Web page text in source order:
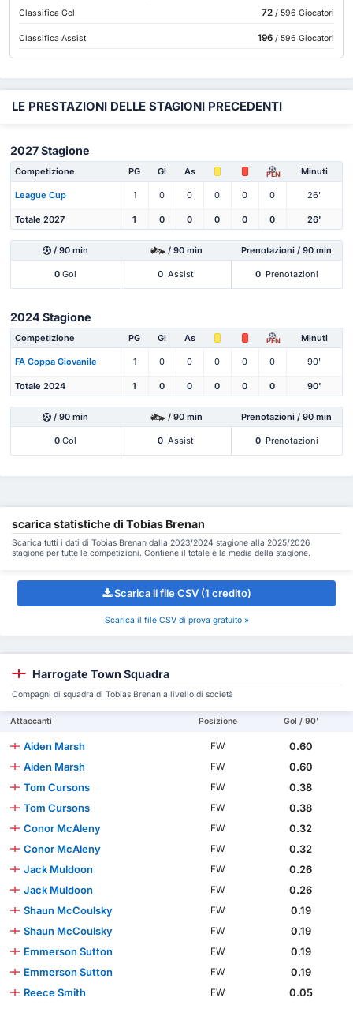
Classifica Gol
72/ 596 Giocatori
Classifica Assist 196/ 596 Giocatori
LE PRESTAZIONI DELLE STAGIONI PRECEDENTI
2027 Stagione
Competizione PG Gl As PEN Minuti
League Cup 1 0 0 0 0 0 26'
Totale 2027 1 0 0 0 0 0 26'
/ 90 min / 90 min Prenotazioni / 90 min
0 Gol 0 Assist 0 Prenotazioni
2024 Stagione
Competizione PG Gl As PEN Minuti
FA Coppa Giovanile 1 0 0 0 0 0 90'
Totale 2024 1 0 0 0 0 0 90'
/ 90 min / 90 min Prenotazioni / 90 min
0 Gol 0 Assist 0 Prenotazioni
scarica statistiche di Tobias Brenan
Scarica tutti i dati di Tobias Brenan dalla 2023/2024 stagione alla 2025/2026
stagione per tutte le competizioni. Contiene il totale e la media della stagione.
Scarica il file CSV (1 credito)
Scarica il file CSV di prova gratuito »
Harrogate Town Squadra
Compagni di squadra di Tobias Brenan a livello di società
Attaccanti Posizione Gol / 90'
Aiden Marsh FW
0.60
Aiden Marsh
FW
0.60
Tom Cursons
FW
0.38
Tom Cursons
FW
0.38
Conor McAleny
FW
0.32
Conor McAleny
FW
0.32
Jack Muldoon
FW
0.26
Jack Muldoon
FW
0.26
Shaun McCoulsky
FW
0.19
Shaun McCoulsky
FW
0.19
Emmerson Sutton
FW
0.19
Emmerson Sutton
FW
0.19
Reece Smith
FW
0.05